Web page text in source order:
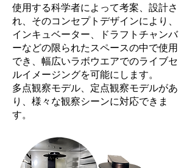
使用する科学者によって考案、設計さ
れ、そのコンセプトデザインにより、
インキュベーター、ドラフトチャンバ
ーなどの限られたスペースの中で使用
でき、幅広いラボウエアでのライブセ
ルイメージングを可能にします。
多点観察モデル、定点観察モデルがあ
り、様々な観察シーンに対応できま
す。